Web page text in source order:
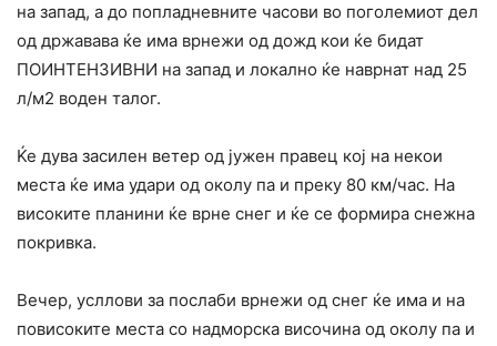
на запад, а до попладневните часови во поголемиот дел
од државава ќе има врнежи од дожд кои ќе бидат
ПОИНТЕНЗИВНИ на запад и локално ќе наврнат над 25
л/м2 воден талог.
Ќе дува засилен ветер од јужен правец кој на некои
места ќе има удари од околу па и преку 80 км/час. На
високите планини ќе врне снег и ќе се формира снежна
покривка.
Вечер, усллови за послаби врнежи од снег ќе има и на
повисоките места со надморска височина од околу па и